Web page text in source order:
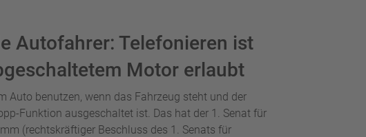
Autofahrer: Telefonieren ist
Motor erlaubt
Auto benutzen, wenn das Fahrzeug steht und der
Funktion ausgeschaltet ist. Das hat der 1. Senat für
(rechtskräftiger Beschluss des 1. Senats für